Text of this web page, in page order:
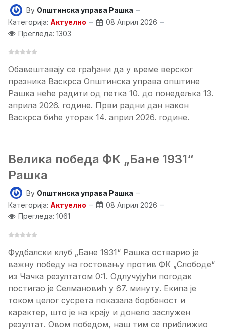
By Општинска управа Рашка
Категорија: Актуелно
08 Април 2026
Прегледа: 1303
Обавештавају се грађани да у време верског
празника Васкрса Општинска управа општине
Рашка неће радити од петка 10. до понедељка 13.
априла 2026. године. Први радни дан након
Васкрса биће уторак 14. април 2026. године.
Велика победа ФК „Бане 1931“
Рашка
By Општинска управа Рашка
Категорија: Актуелно
08 Април 2026
Прегледа: 1061
Фудбалски клуб „Бане 1931“ Рашка остварио је
важну победу на гостовању против ФК „Слободе“
из Чачка резултатом 0:1. Одлучујући погодак
постигао је Селмановић у 67. минуту. Екипа је
током целог сусрета показала борбеност и
карактер, што је на крају и донело заслужен
резултат. Овом победом, наш тим се приближио